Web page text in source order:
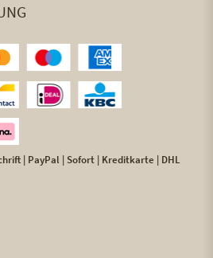
| PayPal | Sofort | Kreditkarte | DHL